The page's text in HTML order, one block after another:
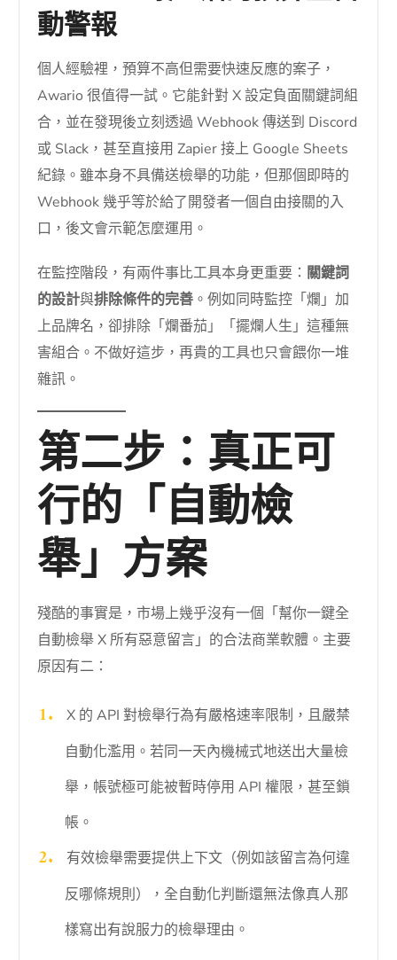
動警報
個人經驗裡，預算不高但需要快速反應的案子，
Awario 很值得一試。它能針對 X 設定負面關鍵詞組
合，並在發現後立刻透過 Webhook 傳送到 Discord
或 Slack，甚至直接用 Zapier 接上 Google Sheets
紀錄。雖本身不具備送檢舉的功能，但那個即時的
Webhook 幾乎等於給了開發者一個自由接關的入
口，後文會示範怎麼運用。
在監控階段，有兩件事比工具本身更重要： 關鍵詞
的設計與排除條件的完善 。例如同時監控「爛」加
上品牌名，卻排除「爛番茄」「擺爛人生」這種無
害組合。不做好這步，再貴的工具也只會餵你一堆
雜訊。
第二步：真正可
行的「自動檢
舉」方案
殘酷的事實是，市場上幾乎沒有一個「幫你一鍵全
自動檢舉 X 所有惡意留言」的合法商業軟體。主要
原因有二：
X 的 API 對檢舉行為有嚴格速率限制，且嚴禁
自動化濫用。若同一天內機械式地送出大量檢
舉，帳號極可能被暫時停用 API 權限，甚至鎖
帳。
有效檢舉需要提供上下文（例如該留言為何違
反哪條規則），全自動化判斷還無法像真人那
樣寫出有說服力的檢舉理由。